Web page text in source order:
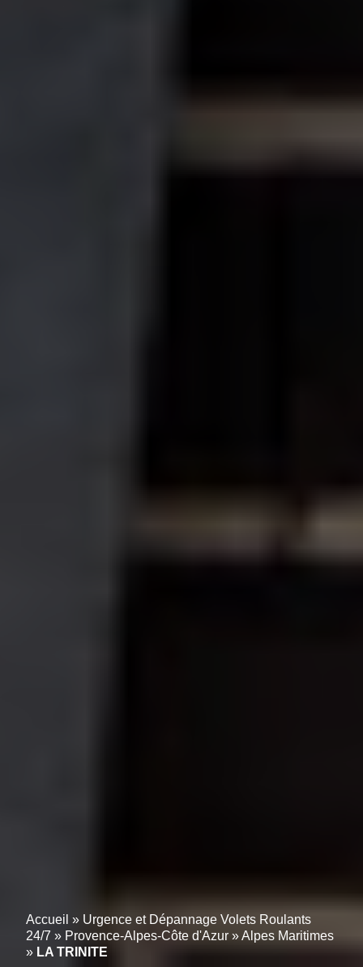
Accueil » Urgence et Dépannage Volets Roulants
24/7 » Provence-Alpes-Côte d'Azur »Alpes Maritimes
» LA TRINITE